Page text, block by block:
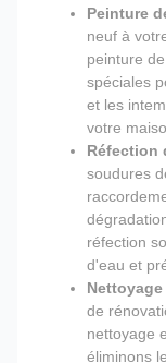
Peinture
neuf à
peinture
spéciales
et les
votre
Réfection
soudures
réfection
d'eau et
de
nettoyage
éliminons